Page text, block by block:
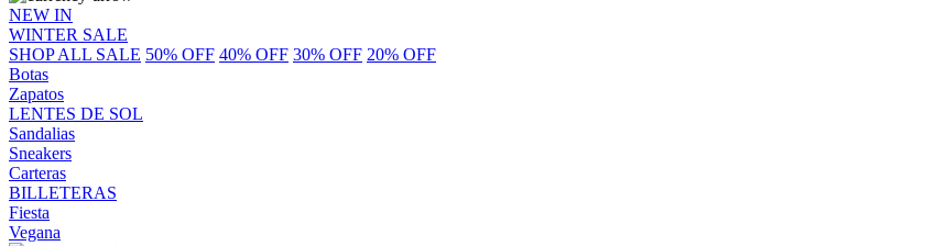
NEW IN
WINTER SALE
SHOP ALL SALE 50% OFF 40% OFF 30% OFF 20% OFF
Botas
Zapatos
LENTES DE SOL
Sandalias
Sneakers
Carteras
BILLETERAS
Fiesta
Vegana